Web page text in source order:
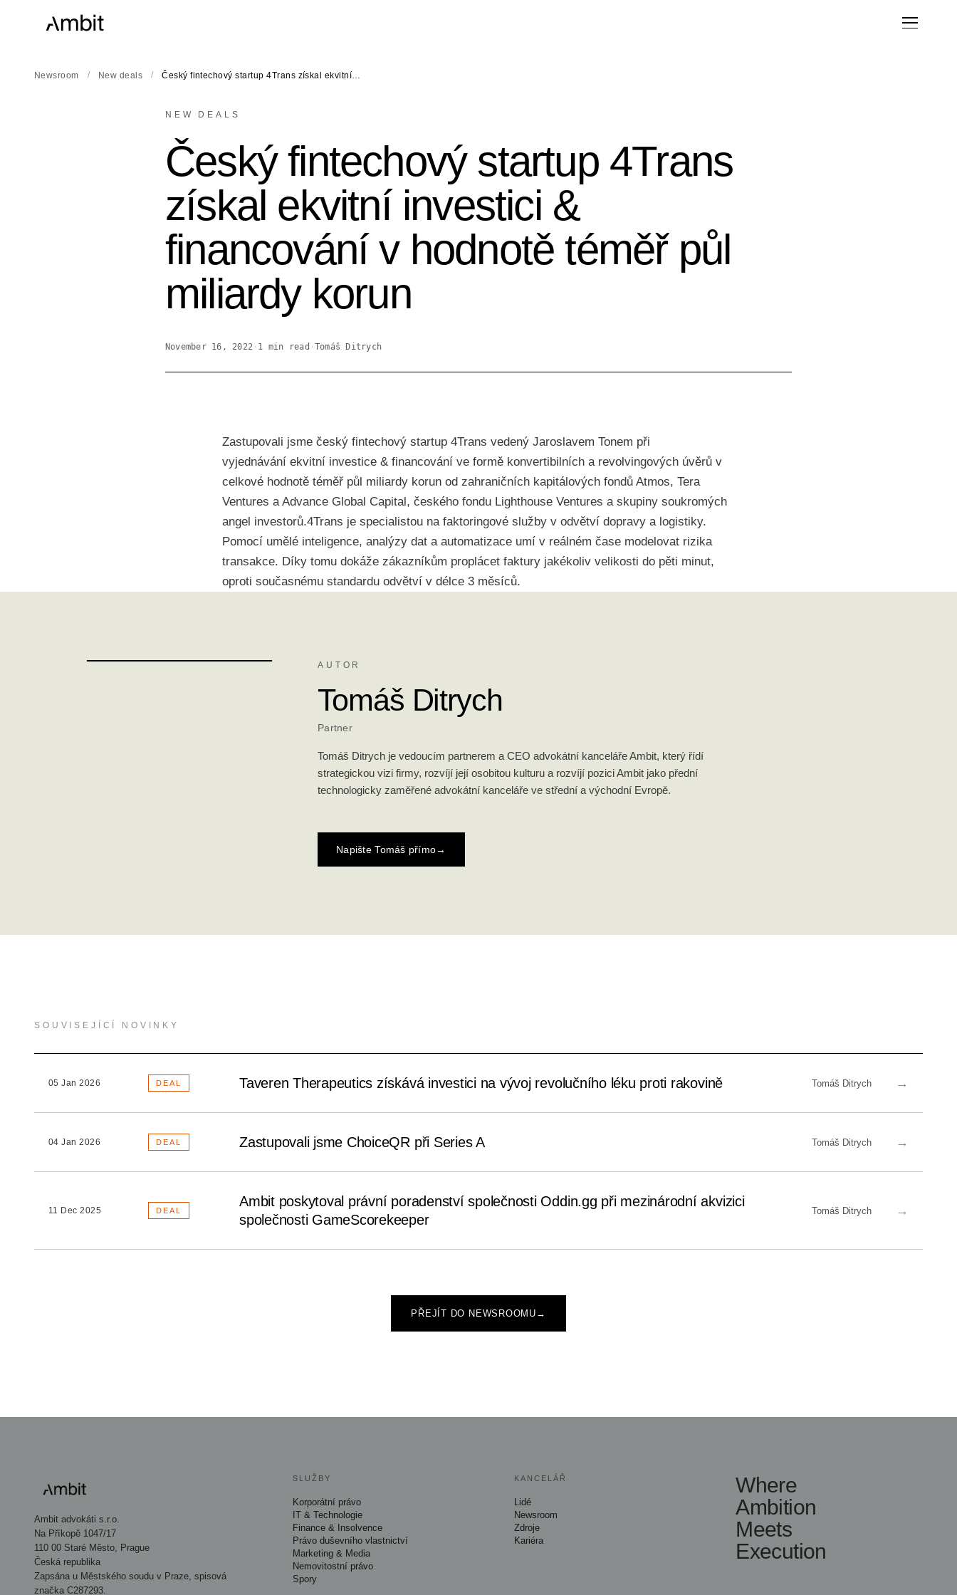
Newsroom / New deals / Český fintechový startup 4Trans získal ekvitní…
NEW DEALS
Český fintechový startup 4Trans
získal ekvitní investici &
financování v hodnotě téměř půl
miliardy korun
November 16, 2022 · 1 min read ·Tomáš Ditrych
Zastupovali jsme český fintechový startup 4Trans vedený Jaroslavem Tonem při
vyjednávání ekvitní investice & financování ve formě konvertibilních a revolvingových úvěrů v
celkové hodnotě téměř půl miliardy korun od zahraničních kapitálových fondů Atmos, Tera
Ventures a Advance Global Capital, českého fondu Lighthouse Ventures a skupiny soukromých
angel investorů.4Trans je specialistou na faktoringové služby v odvětví dopravy a logistiky.
Pomocí umělé inteligence, analýzy dat a automatizace umí v reálném čase modelovat rizika
transakce. Díky tomu dokáže zákazníkům proplácet faktury jakékoliv velikosti do pěti minut,
oproti současnému standardu odvětví v délce 3 měsíců.
AUTOR
Tomáš Ditrych
Partner
Tomáš Ditrych je vedoucím partnerem a CEO advokátní kanceláře Ambit, který řídí
strategickou vizi firmy, rozvíjí její osobitou kulturu a rozvíjí pozici Ambit jako přední
technologicky zaměřené advokátní kanceláře ve střední a východní Evropě.
Napište Tomáš přímo→
SOUVISEJÍCÍ NOVINKY
05 Jan 2026 DEAL Taveren Therapeutics získává investici na vývoj revolučního léku proti rakovině Tomáš Ditrych →
04 Jan 2026 DEAL Zastupovali jsme ChoiceQR při Series A Tomáš Ditrych →
11 Dec 2025 DEAL
Ambit poskytoval právní poradenství společnosti Oddin.gg při mezinárodní akvizici
společnosti GameScorekeeper
Tomáš Ditrych →
PŘEJÍT DO NEWSROOMU →
Ambit advokáti s.r.o.
Na Příkopě 1047/17
110 00 Staré Město, Prague
Česká republika
Zapsána u Městského soudu v Praze, spisová
značka C287293.
SLUŽBY
Korporátní právo
IT & Technologie
Finance & Insolvence
Právo duševního vlastnictví
Marketing & Media
Nemovitostní právo
Spory
KANCELÁŘ
Lidé
Newsroom
Zdroje
Kariéra
Where
Ambition
Meets
Execution